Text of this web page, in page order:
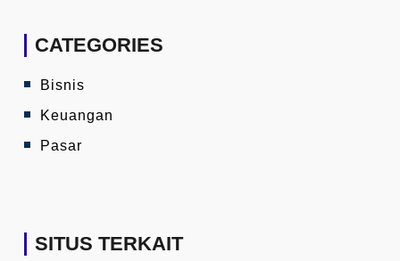
CATEGORIES
Bisnis
Keuangan
Pasar
SITUS TERKAIT